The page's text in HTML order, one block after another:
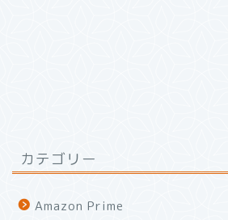
カテゴリー
Amazon Prime